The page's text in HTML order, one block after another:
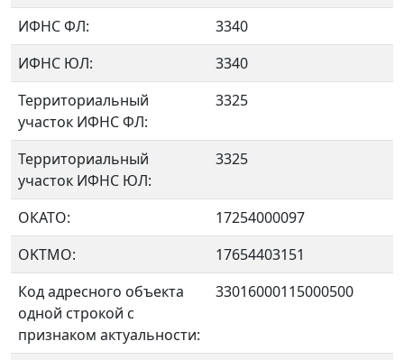
ИФНС ФЛ:
3340
ИФНС ЮЛ:
3340
Территориальный
участок ИФНС ФЛ:
3325
Территориальный
участок ИФНС ЮЛ:
3325
ОКАТО:
17254000097
OKTMO:
17654403151
Код адресного объекта
одной строкой с
признаком актуальности:
33016000115000500